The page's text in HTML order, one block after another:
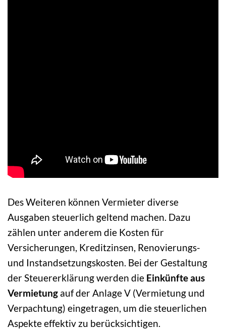
Des Weiteren können Vermieter diverse
Ausgaben steuerlich geltend machen. Dazu
zählen unter anderem die Kosten für
Versicherungen, Kreditzinsen, Renovierungs-
und Instandsetzungskosten. Bei der Gestaltung
der Steuererklärung werden die Einkünfte aus
Vermietung auf der Anlage V (Vermietung und
Verpachtung) eingetragen, um die steuerlichen
Aspekte effektiv zu berücksichtigen.